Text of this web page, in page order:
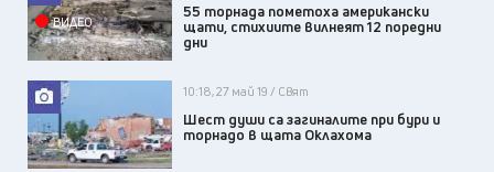
ВИДЕО
55 торнада пометоха американски
щати, стихиите вилнеят 12 поредни
дни
10:18, 27 май 19 / Свят
Шест души са загиналите при бури и
торнадо в щата Оклахома